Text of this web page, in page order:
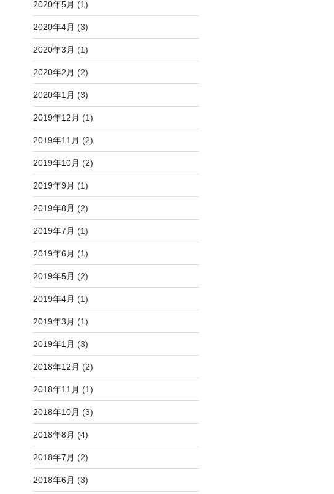
2020年5月 (1)
2020年4月 (3)
2020年3月 (1)
2020年2月 (2)
2020年1月 (3)
2019年12月 (1)
2019年11月 (2)
2019年10月 (2)
2019年9月 (1)
2019年8月 (2)
2019年7月 (1)
2019年6月 (1)
2019年5月 (2)
2019年4月 (1)
2019年3月 (1)
2019年1月 (3)
2018年12月 (2)
2018年11月 (1)
2018年10月 (3)
2018年8月 (4)
2018年7月 (2)
2018年6月 (3)